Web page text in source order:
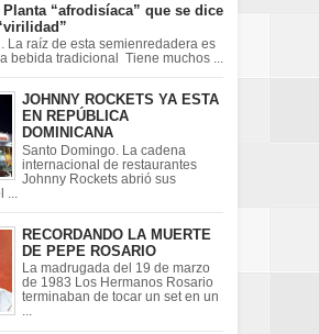
“afrodisíaca” que se dice
La raíz de esta semienredadera es
bebida tradicional Tiene muchos ...
JOHNNY ROCKETS YA ESTA
EN REPÚBLICA
DOMINICANA
Santo Domingo. La cadena
internacional de restaurantes
Johnny Rockets abrió sus
RECORDANDO LA MUERTE
DE PEPE ROSARIO
La madrugada del 19 de marzo
de 1983 Los Hermanos Rosario
terminaban de tocar un set en un
...